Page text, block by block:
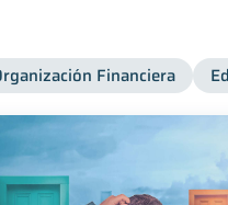
de deudas Control de
Financiera